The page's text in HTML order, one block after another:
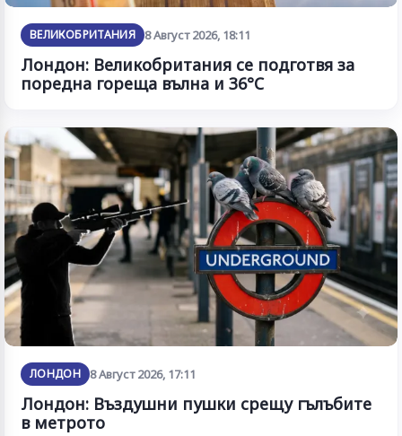
ВЕЛИКОБРИТАНИЯ 8 Август 2026, 18:11
Лондон: Великобритания се подготвя за
поредна гореща вълна и 36°C
ЛОНДОН 8 Август 2026, 17:11
Лондон: Въздушни пушки срещу гълъбите
в метрото